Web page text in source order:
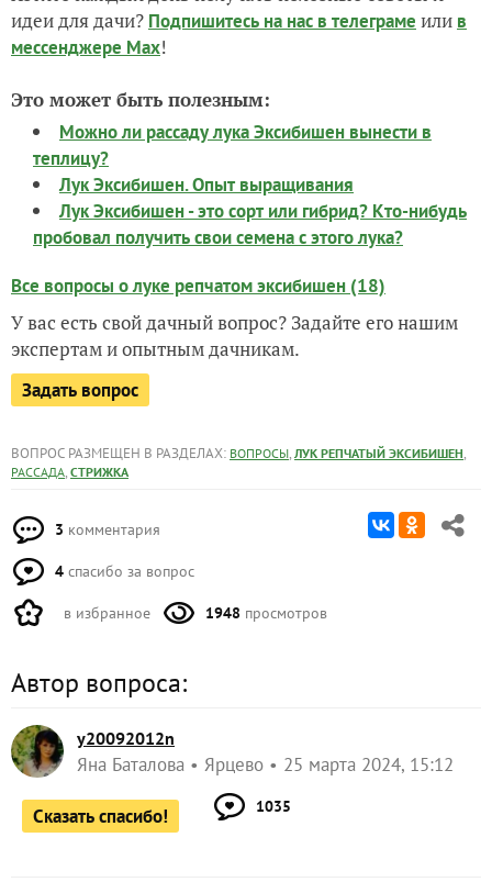
идеи для дачи? Подпишитесь на нас в телеграме или в
мессенджере Max!
Это может быть полезным:
Можно ли рассаду лука Эксибишен вынести в
теплицу?
Лук Эксибишен. Опыт выращивания
Лук Эксибишен - это сорт или гибрид? Кто-нибудь
пробовал получить свои семена с этого лука?
Все вопросы о луке репчатом эксибишен (18)
У вас есть свой дачный вопрос? Задайте его нашим
экспертам и опытным дачникам.
Задать вопрос
ВОПРОС РАЗМЕЩЕН В РАЗДЕЛАХ: ВОПРОСЫ, ЛУК РЕПЧАТЫЙ ЭКСИБИШЕН,
РАССАДА, СТРИЖКА
3 комментария
4 спасибо за вопрос
в избранное 1948 просмотров
Автор вопроса:
y20092012n
Яна Баталова Ярцево 25 марта 2024, 15:12
Сказать спасибо! 1035